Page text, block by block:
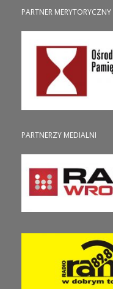
PARTNER MERYTORYCZNY
PARTNERZY MEDIALNI